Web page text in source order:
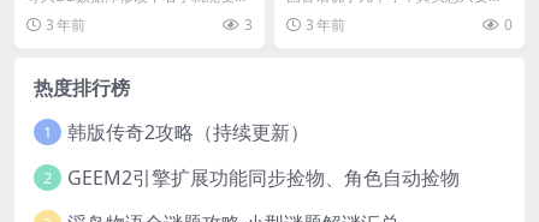
你游戏中特有的人...
3 年前 3
细想一下，他说得并没...
3 年前 0
热度排行榜
1 韩版传奇2攻略（持续更新）
2 GEEM2引擎扩展功能同步捡物、角色自动捡物